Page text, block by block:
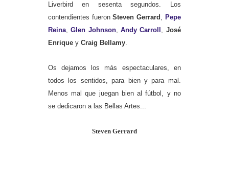
Liverbird en sesenta segundos.
Los
contendientes fueronSteven Gerrard , Pepe
Reina,Glen Johnson,Andy Carroll , José
Enrique y Craig Bellamy.
Os dejamos los más espectaculares, en
todos los sentidos, para bien y para mal.
Menos mal que juegan bien al fútbol, y no
se dedicaron a las Bellas Artes...
Steven Gerrard